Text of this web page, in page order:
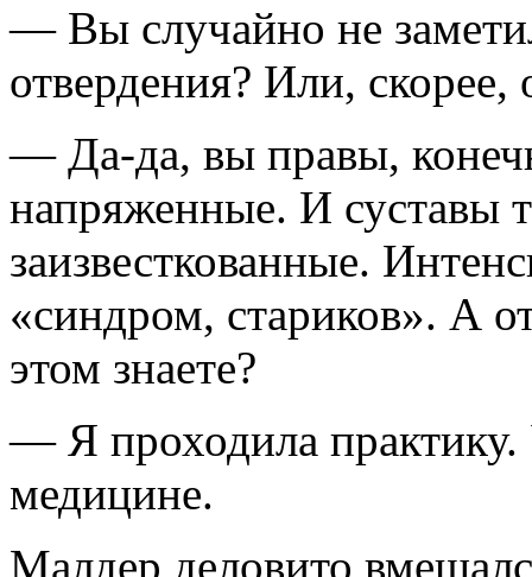
— Вы случайно не
отвердения? Или,
— Да-да, вы правы,
напряженные. И суставы
заизвесткованные.
«синдром, стариков». А
этом знаете?
— Я проходила
медицине.
Малдер деловито